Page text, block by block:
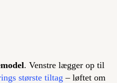
. Venstre lægger op til
største tiltag – løftet om